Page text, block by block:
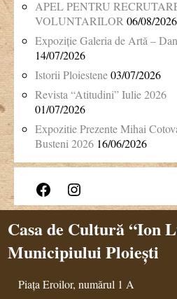
APEL PENTRU
VOLUNTARILOR06/08/2026
Expoziție Galeria de Artă –
14/07/2026
Istorii Ploiestene03/07/2026
Revista “Atitudini” Iulie 2026
01/07/2026
Expozitie Prezente Mihai
Busteni 2026 16/06/2026
Facebook Instagram
Casa de Cultură “Ion
Municipiului Ploiești
Piața Eroilor, numărul 1 A